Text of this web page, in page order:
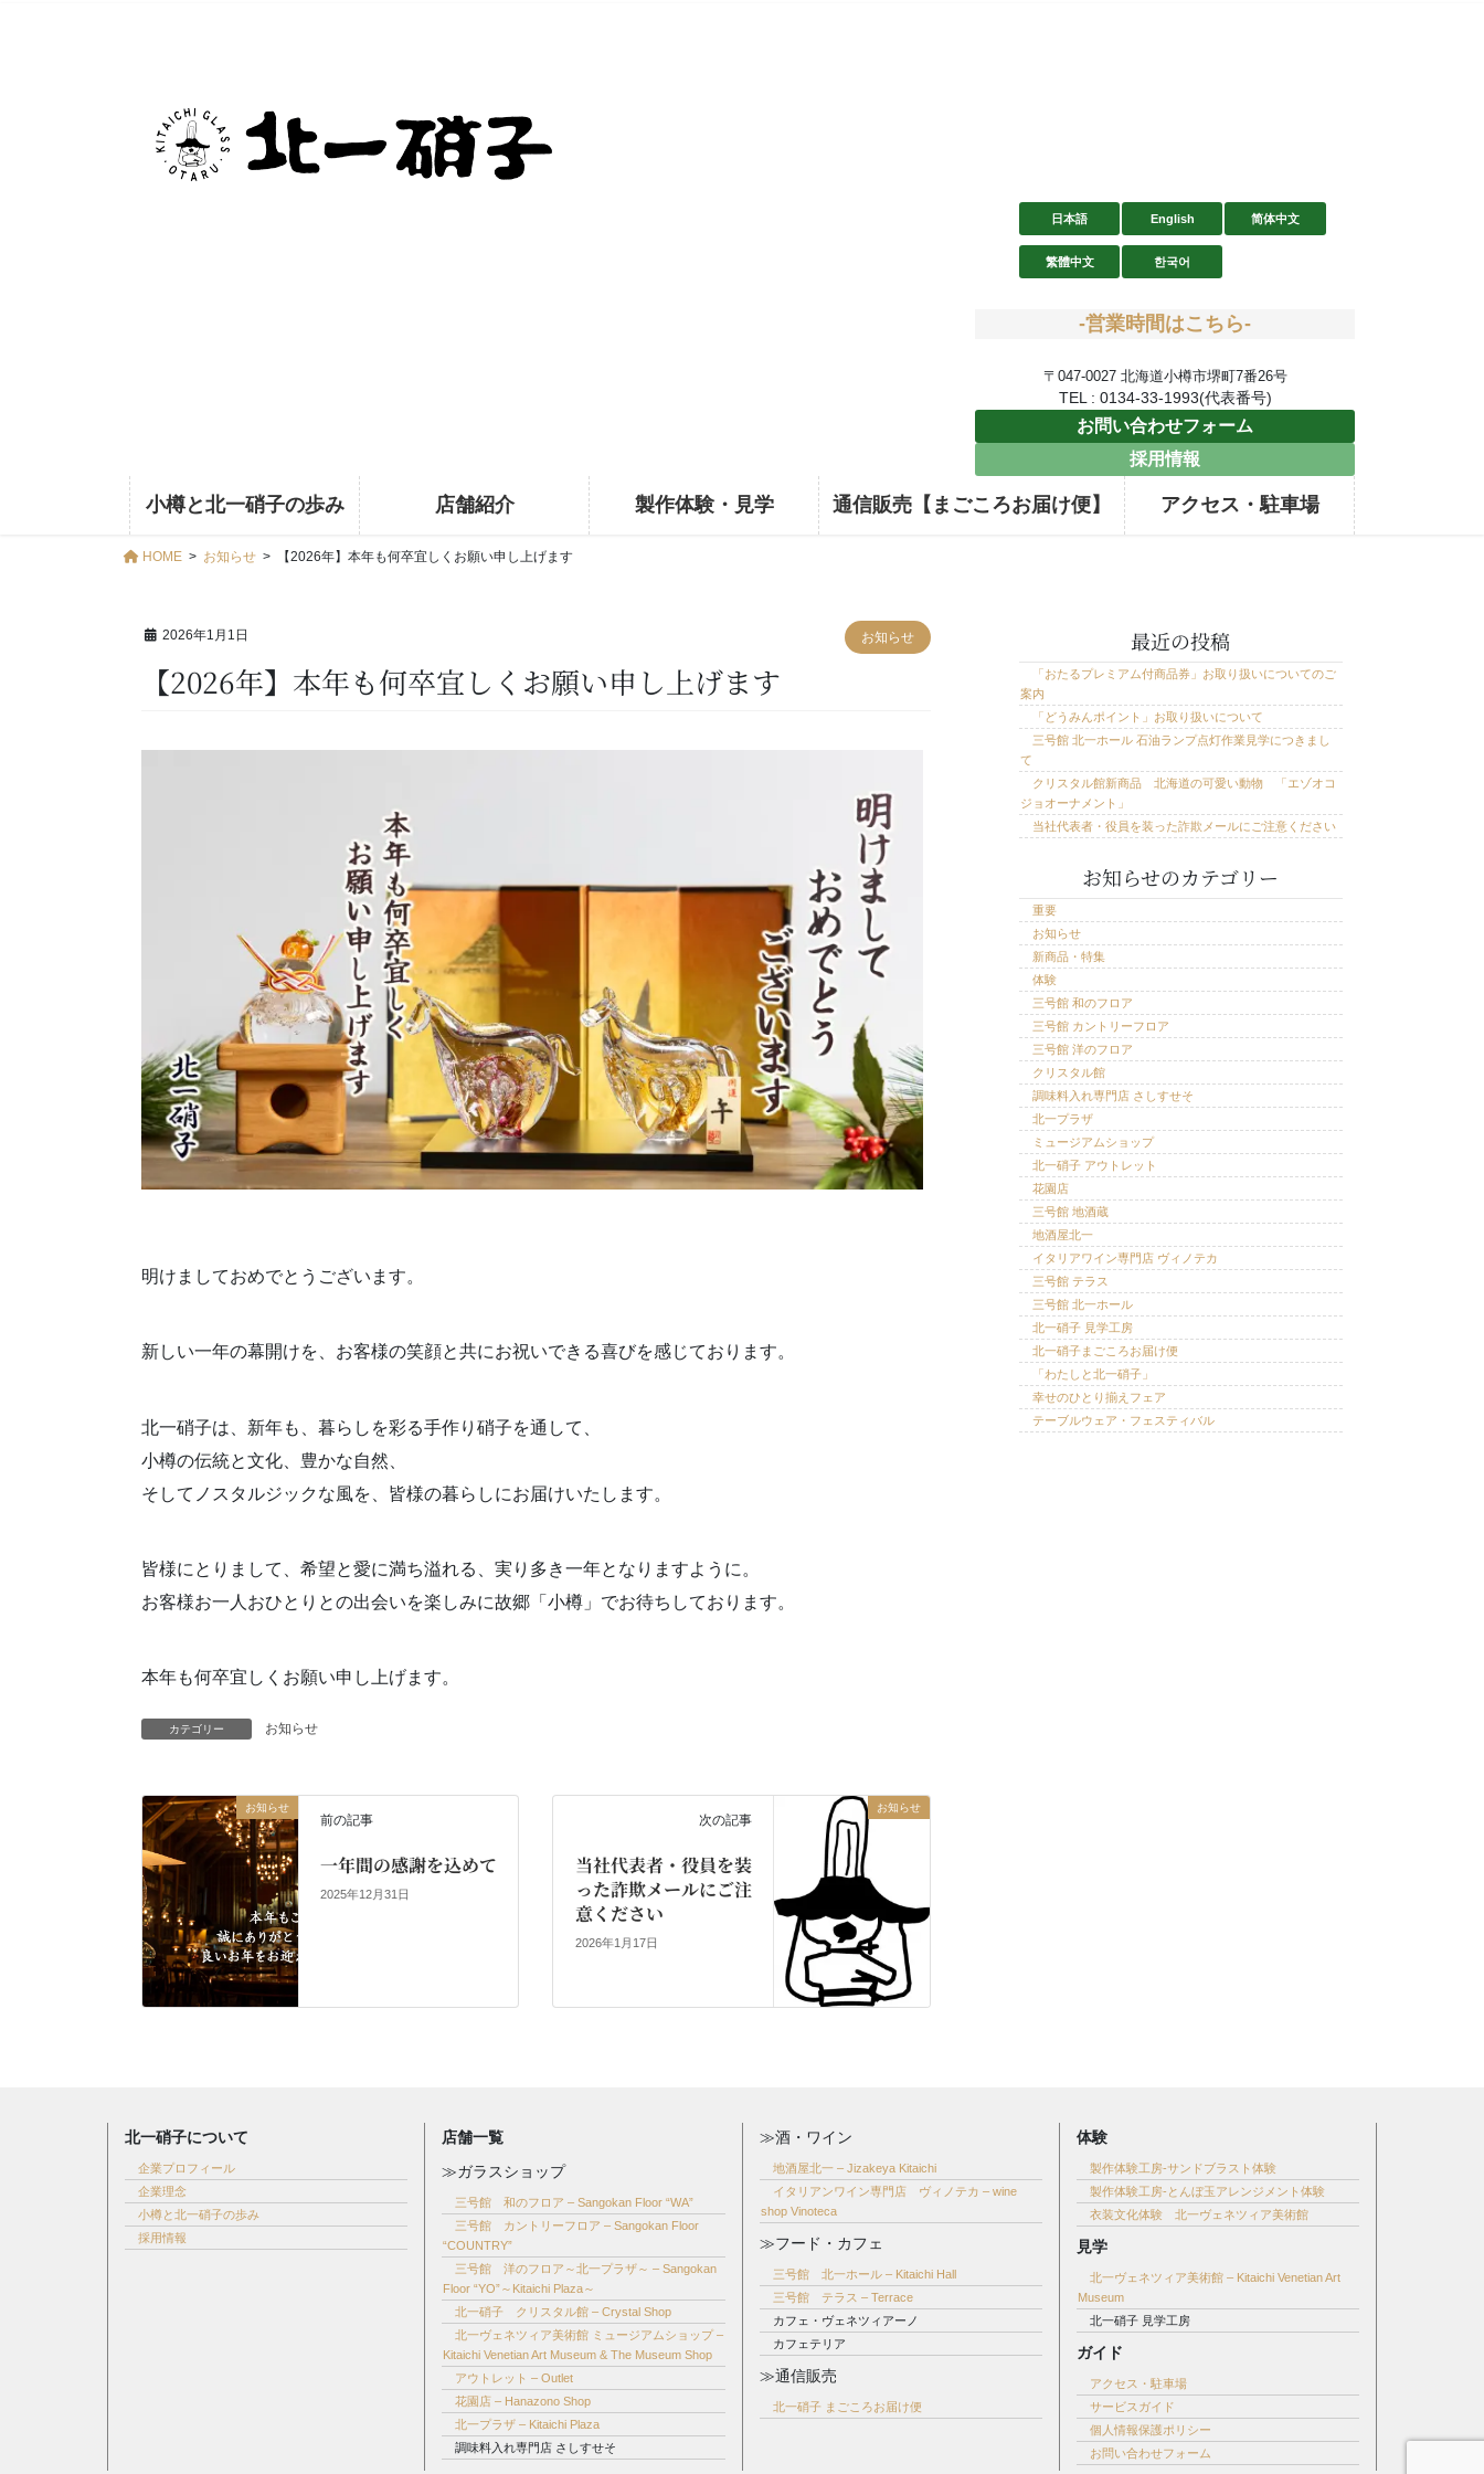
日本語 English 简体中文
繁體中文 한국어
-営業時間はこちら-
〒047-0027 北海道小樽市堺町7番26号
TEL : 0134-33-1993(代表番号)
お問い合わせフォーム
採用情報
小樽と北一硝子の歩み 店舗紹介 製作体験・見学 通信販売【まごころお届け便】 アクセス・駐車場
HOME お知らせ 【2026年】本年も何卒宜しくお願い申し上げます
2026年1月1日 お知らせ
【2026年】本年も何卒宜しくお願い申し上げます
明けましておめでとうございます。
新しい一年の幕開けを、お客様の笑顔と共にお祝いできる喜びを感じております。
北一硝子は、新年も、暮らしを彩る手作り硝子を通して、
小樽の伝統と文化、豊かな自然、
そしてノスタルジックな風を、皆様の暮らしにお届けいたします。
皆様にとりまして、希望と愛に満ち溢れる、実り多き一年となりますように。
お客様お一人おひとりとの出会いを楽しみに故郷「小樽」でお待ちしております。
本年も何卒宜しくお願い申し上げます。
カテゴリー お知らせ
お知らせ
前の記事
一年間の感謝を込めて
2025年12月31日
お知らせ
次の記事
当社代表者・役員を装
った詐欺メールにご注
意ください
2026年1月17日
最近の投稿
「おたるプレミアム付商品券」お取り扱いについてのご
案内
「どうみんポイント」お取り扱いについて
三号館 北一ホール 石油ランプ点灯作業見学につきまし
て
クリスタル館新商品 北海道の可愛い動物 「エゾオコ
ジョオーナメント」
当社代表者・役員を装った詐欺メールにご注意ください
お知らせのカテゴリー
重要
お知らせ
新商品・特集
体験
三号館 和のフロア
三号館 カントリーフロア
三号館 洋のフロア
クリスタル館
調味料入れ専門店 さしすせそ
北一プラザ
ミュージアムショップ
北一硝子 アウトレット
花園店
三号館 地酒蔵
地酒屋北一
イタリアワイン専門店 ヴィノテカ
三号館 テラス
三号館 北一ホール
北一硝子 見学工房
北一硝子まごころお届け便
「わたしと北一硝子」
幸せのひとり揃えフェア
テーブルウェア・フェスティバル
北一硝子について
企業プロフィール
企業理念
小樽と北一硝子の歩み
採用情報
店舗一覧
≫ガラスショップ
三号館 和のフロア – Sangokan Floor “WA”
三号館 カントリーフロア – Sangokan Floor
“COUNTRY”
三号館 洋のフロア～北一プラザ～ – Sangokan
Floor “YO”～Kitaichi Plaza～
北一硝子 クリスタル館 – Crystal Shop
北一ヴェネツィア美術館 ミュージアムショップ –
Kitaichi Venetian Art Museum & The Museum Shop
アウトレット – Outlet
花園店 – Hanazono Shop
北一プラザ – Kitaichi Plaza
調味料入れ専門店 さしすせそ
≫酒・ワイン
地酒屋北一 – Jizakeya Kitaichi
イタリアンワイン専門店 ヴィノテカ – wine
shop Vinoteca
≫フード・カフェ
三号館 北一ホール – Kitaichi Hall
三号館 テラス – Terrace
カフェ・ヴェネツィアーノ
カフェテリア
≫通信販売
北一硝子 まごころお届け便
体験
製作体験工房-サンドブラスト体験
製作体験工房-とんぼ玉アレンジメント体験
衣装文化体験 北一ヴェネツィア美術館
見学
北一ヴェネツィア美術館 – Kitaichi Venetian Art
Museum
北一硝子 見学工房
ガイド
アクセス・駐車場
サービスガイド
個人情報保護ポリシー
お問い合わせフォーム